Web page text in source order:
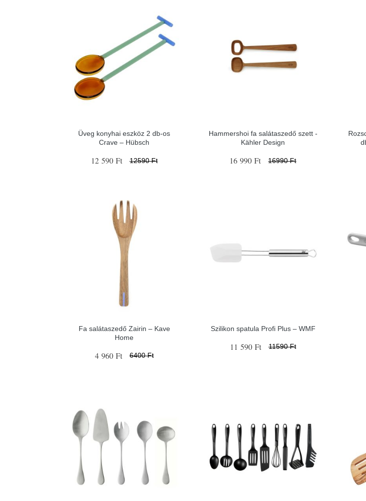
Üveg konyhai eszköz 2 db-os
Crave – Hübsch
12 590 Ft 12590 Ft
Hammershoi fa salátaszedő szett -
Kähler Design
16 990 Ft 16990 Ft
Fa salátaszedő Zairin – Kave
Home
4 960 Ft 6400 Ft
Szilikon spatula Profi Plus – WMF
11 590 Ft 11590 Ft